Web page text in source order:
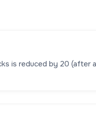
is reduced by 20 (after